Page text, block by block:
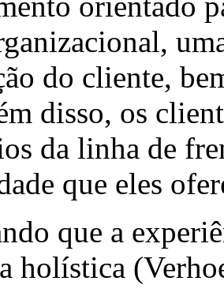
do cliente,
disso, os
da linha de
que eles
que a
holística